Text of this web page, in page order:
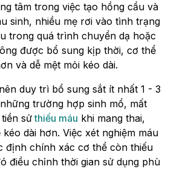
tâm trong việc tạo hồng cầu và
sinh, nhiều mẹ rơi vào tình trạng
trong quá trình chuyển dạ hoặc
được bổ sung kịp thời, cơ thể
và dễ mệt mỏi kéo dài.
duy trì bổ sung sắt ít nhất 1 - 3
trường hợp sinh mổ, mất
sửthiếu máu khi mang thai,
dài hơn. Việc xét nghiệm máu
định chính xác cơ thể còn thiếu
điều chỉnh thời gian sử dụng phù